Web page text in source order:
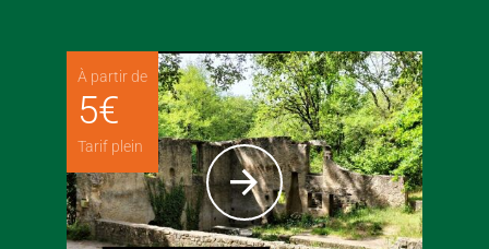
À partir de
5€
Tarif plein